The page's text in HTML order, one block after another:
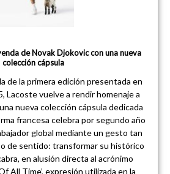
de Novak Djokovic con una nueva
colección cápsula
de la primera edición presentada en
Lacoste vuelve a rendir homenaje a
nueva colección cápsula dedicada
francesa celebra por segundo año
global mediante un gesto tan
de sentido: transformar su histórico
en alusión directa al acrónimo
All Time’, expresión utilizada en la